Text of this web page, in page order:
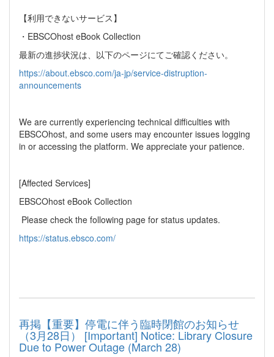
【利用できないサービス】
・EBSCOhost eBook Collection
最新の進捗状況は、以下のページにてご確認ください。
https://about.ebsco.com/ja-jp/service-distruption-
announcements
We are currently experiencing technical difficulties with
EBSCOhost, and some users may encounter issues logging
in or accessing the platform. We appreciate your patience.
[Affected Services]
EBSCOhost eBook Collection
Please check the following page for status updates.
https://status.ebsco.com/
再掲【重要】停電に伴う臨時閉館のお知らせ
（3月28日） [Important] Notice: Library Closure
Due to Power Outage (March 28)